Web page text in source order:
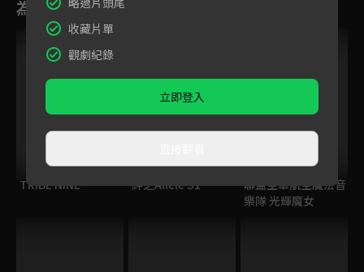
為您推薦
TRIBE NINE 絆之Allele S1
聯盟空軍航空魔法音
樂隊 光輝魔女
收藏片單
觀劇紀錄
立即登入